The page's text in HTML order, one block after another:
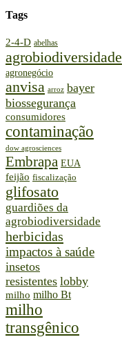
Tags
2-4-D abelhas
agrobiodiversidade
agronegócio
anvisa arroz bayer
biossegurança
consumidores
contaminação
dow agrosciences
Embrapa EUA
feijão fiscalização
glifosato
guardiões da
agrobiodiversidade
herbicidas
impactos à saúde
insetos
resistentes lobby
milho milho Bt
milho
transgênico